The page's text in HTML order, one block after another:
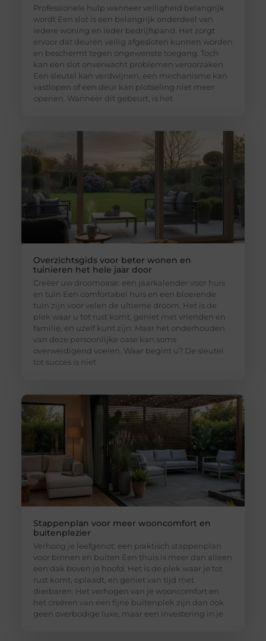
Professionele hulp wanneer veiligheid belangrijk
wordt Een slot is een belangrijk onderdeel van
iedere woning en ieder bedrijfspand. Het zorgt
ervoor dat deuren veilig afgesloten kunnen worden
en beschermt tegen ongewenste toegang. Toch
kan een slot onverwacht problemen veroorzaken.
Een sleutel kan verdwijnen, een mechanisme kan
vastlopen of een deur kan plotseling niet meer
openen. Wanneer dit gebeurt, is het
Overzichtsgids voor beter wonen en
tuinieren het hele jaar door
Creëer uw droomoase: een jaarkalender voor huis
en tuin Een comfortabel huis en een bloeiende
tuin zijn voor velen de ultieme droom. Het is de
plek waar u tot rust komt, geniet met vrienden en
familie, en uzelf kunt zijn. Maar het onderhouden
van deze persoonlijke oase kan soms
overweldigend voelen. Waar begint u? De sleutel
tot succes is niet
Stappenplan voor meer wooncomfort en
buitenplezier
Verhoog je leefgenot: een praktisch stappenplan
voor binnen en buiten Een thuis is meer dan alleen
een dak boven je hoofd. Het is de plek waar je tot
rust komt, oplaadt, en geniet van tijd met
dierbaren. Het verhogen van je wooncomfort en
het creëren van een fijne buitenplek zijn dan ook
geen overbodige luxe, maar een investering in je